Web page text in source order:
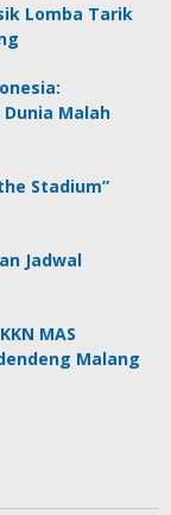
Lomba Tarik
Malah
Stadium”
Jadwal
MAS
Malang